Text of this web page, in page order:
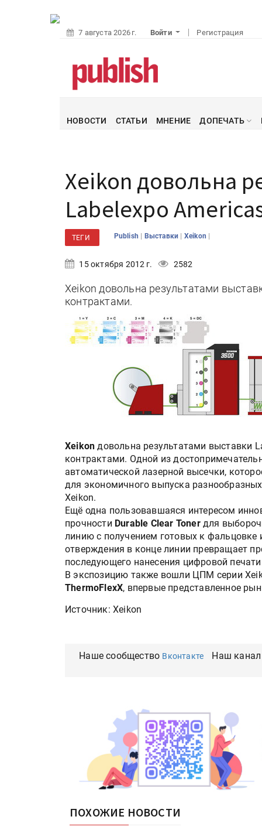
7 августа 2026 г. Войти Регистрация
НОВОСТИ СТАТЬИ МНЕНИЕ ДОПЕЧАТЬ
Xeikon довольна
Labelexpo
ТЕГИ Publish | Выставки | Xeikon |
15 октября 2012 г. 2582
Xeikon довольна результатами
контрактами.
Xeikon довольна результатами выставки
контрактами. Одной из
автоматической лазерной высечки,
для экономичного выпуска
Xeikon.
Ещё одна пользовавшаяся интересом
прочности Durable Clear Toner для
линию с получением готовых к фальцовке
отверждения в конце линии превращает
последующего нанесения цифровой
В экспозицию также вошли ЦПМ серии
ThermoFlexX, впервые представленное
Источник: Xeikon
Наше сообщество Вконтакте Наш канал
ПОХОЖИЕ НОВОСТИ